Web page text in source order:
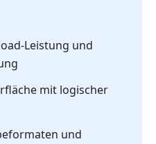
Leistung und
mit logischer
und